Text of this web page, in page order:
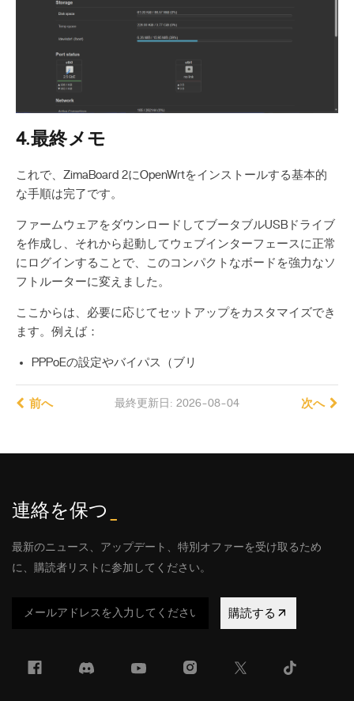
4.最終メモ
これで、ZimaBoard 2にOpenWrtをインストールする基本的
な手順は完了です。
ファームウェアをダウンロードしてブータブルUSBドライブ
を作成し、それから起動してウェブインターフェースに正常
にログインすることで、このコンパクトなボードを強力なソ
フトルーターに変えました。
ここからは、必要に応じてセットアップをカスタマイズでき
ます。例えば：
PPPoEの設定やバイパス（ブリ
最終更新日: 2026-08-04
前へ 次へ
連絡を保つ
最新のニュース、アップデート、特別オファーを受け取るため
に、購読者リストに参加してください。
購読する